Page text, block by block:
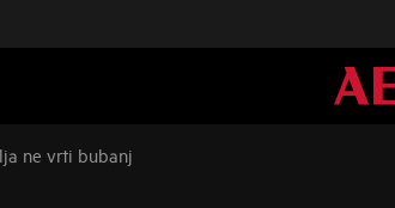
ne vrti bubanj